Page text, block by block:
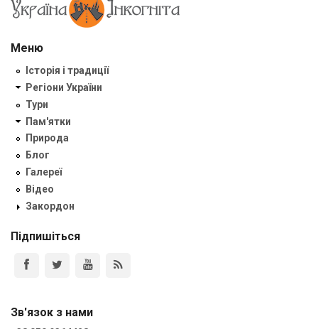
Меню
Історія і традиції
Регіони України
Тури
Пам'ятки
Природа
Блог
Галереї
Відео
Закордон
Підпишіться
Зв'язок з нами